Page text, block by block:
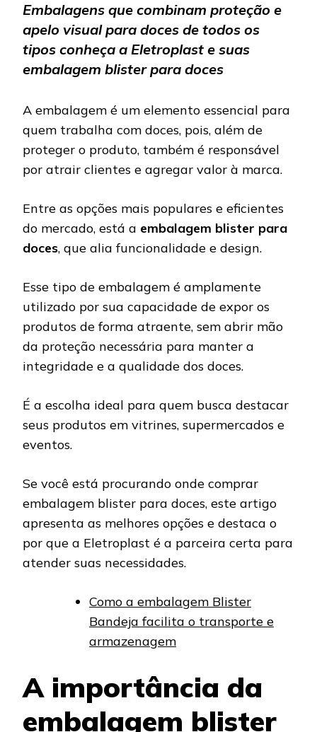
Embalagens que combinam proteção e
apelo visual para doces de todos os
tipos conheça a Eletroplast e suas
embalagem blister para doces
A embalagem é um elemento essencial para
quem trabalha com doces, pois, além de
proteger o produto, também é responsável
por atrair clientes e agregar valor à marca.
Entre as opções mais populares e eficientes
do mercado, está a embalagem blister para
doces, que alia funcionalidade e design.
Esse tipo de embalagem é amplamente
utilizado por sua capacidade de expor os
produtos de forma atraente, sem abrir mão
da proteção necessária para manter a
integridade e a qualidade dos doces.
É a escolha ideal para quem busca destacar
seus produtos em vitrines, supermercados e
eventos.
Se você está procurando onde comprar
embalagem blister para doces, este artigo
apresenta as melhores opções e destaca o
por que a Eletroplast é a parceira certa para
atender suas necessidades.
Como a embalagem Blister
Bandeja facilita o transporte e
armazenagem
A importância da
embalagem blister